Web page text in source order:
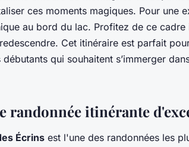
ces moments magiques. Pour une
au bord du lac. Profitez de ce
Cet itinéraire est parfait
qui souhaitent s’immerger
randonnée itinérante
Écrins est l'une des randonnées les